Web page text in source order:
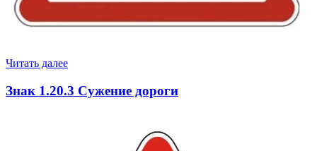
Читать далее
Знак 1.20.3 Сужение дороги